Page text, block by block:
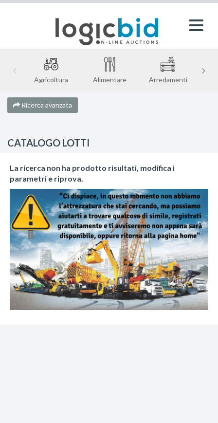
Agricoltura Alimentare Arredamenti
Ricerca avanzata
CATALOGO LOTTI
La ricerca non ha prodotto risultati, modifica i
parametri e riprova.